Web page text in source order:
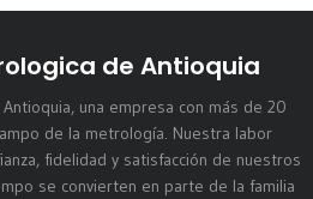
de Antioquia
una empresa con más de 20
de la metrología. Nuestra labor
fidelidad y satisfacción de nuestros
se convierten en parte de la familia